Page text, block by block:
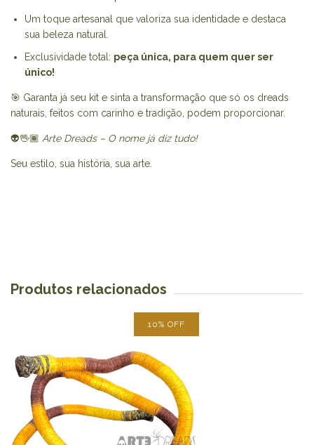
Um toque artesanal que valoriza sua identidade e destaca
sua beleza natural.
Exclusividade total: peça única, para quem quer ser
único!
🎯 Garanta já seu kit e sinta a transformação que só os dreads
naturais, feitos com carinho e tradição, podem proporcionar.
👽🖖🏾 Arte Dreads – O nome já diz tudo!
Seu estilo, sua história, sua arte.
Produtos relacionados
10% OFF